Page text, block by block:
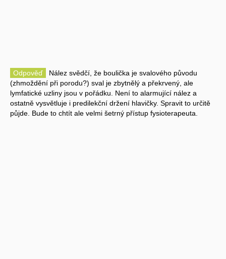
Odpověď
Nález svědčí, že boulička je svalového původu
(zhmoždění při porodu?) sval je zbytnělý a překrvený, ale
lymfatické uzliny jsou v pořádku. Není to alarmující nález a
ostatně vysvětluje i predilekční držení hlavičky. Spravit to určitě
půjde. Bude to chtít ale velmi šetrný přístup fysioterapeuta.